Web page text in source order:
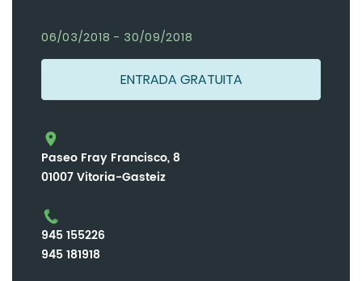
06/03/2018 - 30/09/2018
ENTRADA GRATUITA
Paseo Fray Francisco, 8
01007 Vitoria-Gasteiz
945 155226
945 181918